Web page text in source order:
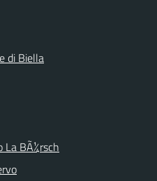
di Biella
La BÃ¼rsch